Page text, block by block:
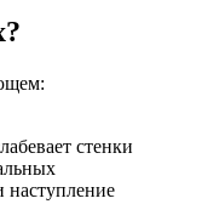
стенки
наступление